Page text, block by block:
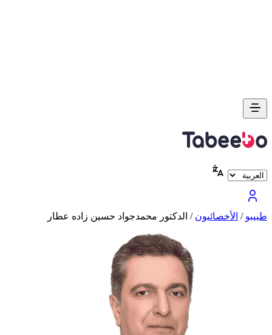
طبیبو / الأخصائيون / الدكتور محمدجواد حسين زاده عطار